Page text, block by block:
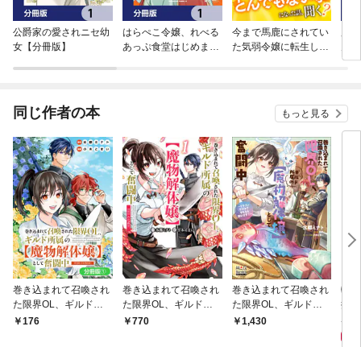
公爵家の愛されニセ幼
女【分冊版】
はらぺこ令嬢、れべる
あっぷ食堂はじめまし
今まで馬鹿にされてい
た気弱令嬢に転生した
の
同じ作者の本 もっと見る
巻き込まれて召喚され
た限界OL、ギルド所
属の【魔物解体嬢】と
176
巻き込まれて召喚され
た限界OL、ギルド所
属の【魔物解体嬢】と
770
巻き込まれて召喚され
た限界OL、ギルド所
属の【魔物解体嬢】と
1,430
転
推
プ
ド